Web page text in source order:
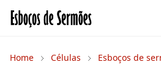
Home Células Esboços de